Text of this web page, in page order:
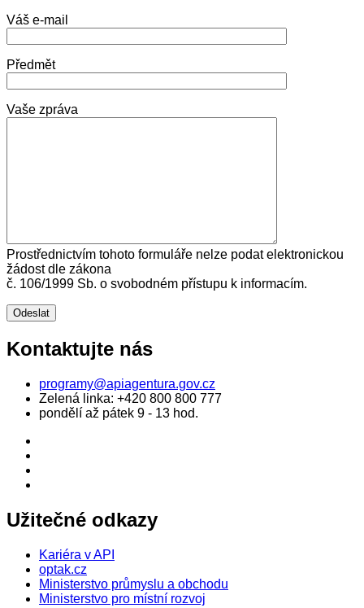
Váš e-mail
Předmět
Vaše zpráva
Prostřednictvím tohoto formuláře nelze podat elektronickou
žádost dle zákona
č. 106/1999 Sb. o svobodném přístupu k informacím.
Kontaktujte nás
programy@apiagentura.gov.cz
Zelená linka: +420 800 800 777
pondělí až pátek 9 - 13 hod.
Užitečné odkazy
Kariéra v API
optak.cz
Ministerstvo průmyslu a obchodu
Ministerstvo pro místní rozvoj